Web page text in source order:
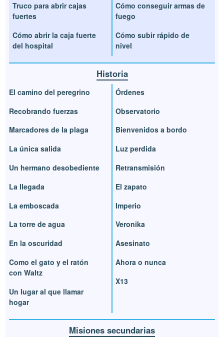
Truco para abrir cajas
fuertes
Cómo abrir la caja fuerte
del hospital
Cómo conseguir armas de
fuego
Cómo subir rápido de
nivel
Historia
El camino del peregrino
Recobrando fuerzas
Marcadores de la plaga
La única salida
Un hermano desobediente
La llegada
La emboscada
La torre de agua
En la oscuridad
Como el gato y el ratón
con Waltz
Un lugar al que llamar
hogar
Órdenes
Observatorio
Bienvenidos a bordo
Luz perdida
Retransmisión
El zapato
Imperio
Veronika
Asesinato
Ahora o nunca
X13
Misiones secundarias